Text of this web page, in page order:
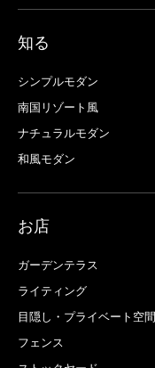
知る
シンプルモダン
南国リゾート風
ナチュラルモダン
和風モダン
お店
ガーデンテラス
ライティング
目隠し・プライベート空間
フェンス